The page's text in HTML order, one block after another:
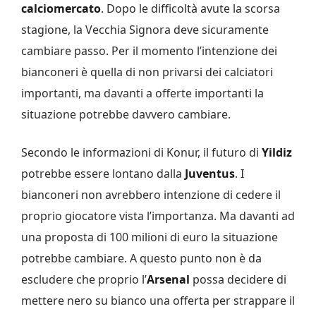
calciomercato. Dopo le difficoltà avute la scorsa
stagione, la Vecchia Signora deve sicuramente
cambiare passo. Per il momento l’intenzione dei
bianconeri è quella di non privarsi dei calciatori
importanti, ma davanti a offerte importanti la
situazione potrebbe davvero cambiare.
Secondo le informazioni di Konur, il futuro di Yildiz
potrebbe essere lontano dalla Juventus. I
bianconeri non avrebbero intenzione di cedere il
proprio giocatore vista l’importanza. Ma davanti ad
una proposta di 100 milioni di euro la situazione
potrebbe cambiare. A questo punto non è da
escludere che proprio l’Arsenal possa decidere di
mettere nero su bianco una offerta per strappare il